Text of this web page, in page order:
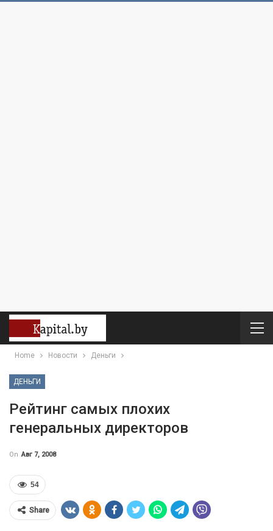
Home Новости Деньги
ДЕНЬГИ
Рейтинг самых плохих
генеральных директоров
On Авг 7, 2008
54
Share